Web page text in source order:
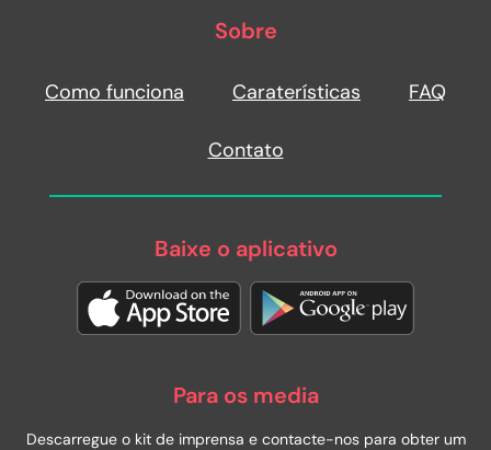
Sobre
Como funciona Caraterísticas FAQ
Contato
Baixe o aplicativo
Para os media
Descarregue o kit de imprensa e contacte-nos para obter um